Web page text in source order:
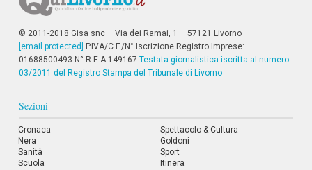
© 2011-2018 Gisa snc – Via dei Ramai, 1 – 57121 Livorno
[email protected]
P.IVA/C.F./N° Iscrizione Registro Imprese:
01688500493 N° R.E.A 149167 Testata giornalistica iscritta al numero
03/2011 del Registro Stampa del Tribunale di Livorno
Sezioni
Cronaca
Nera
Sanità
Scuola
Spettacolo & Cultura
Goldoni
Sport
Itinera